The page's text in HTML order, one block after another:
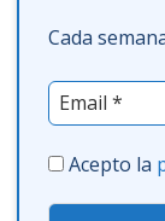
Cada
Acepto la